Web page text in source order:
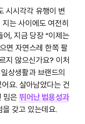
시시각각 유행이 변
는 사이에도 여전히
, 지금 당장 “이제는
면 자연스레 한쪽 팔
지 않으신가요? 이처
상생활과 브랜드의
요. 살아남았다는 건
밈은 뛰어난 범용성과
갖고 있는데요.